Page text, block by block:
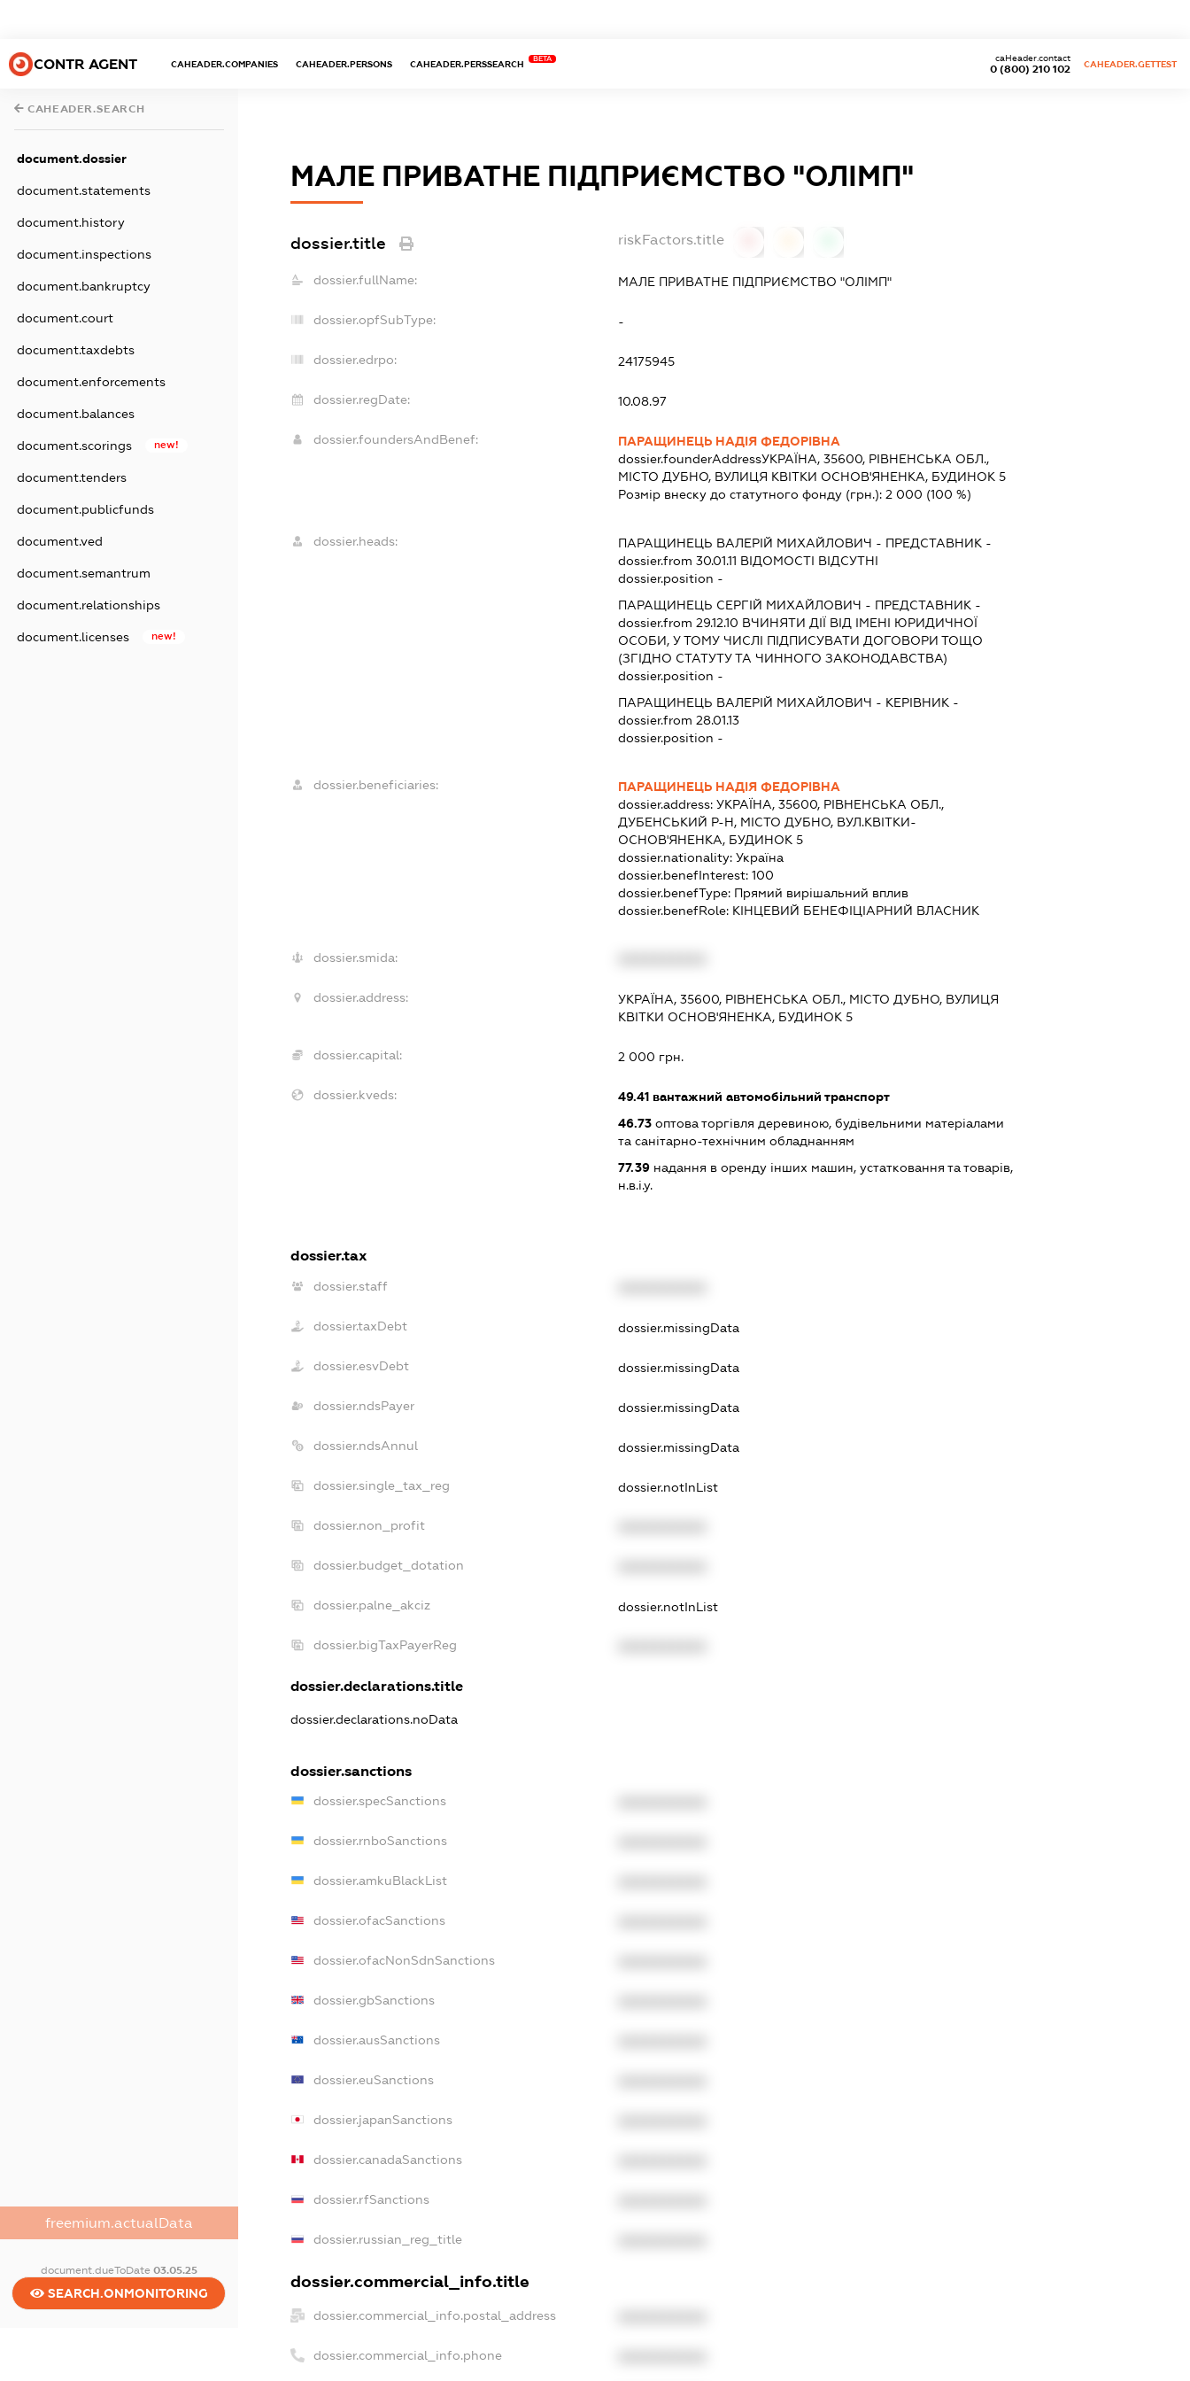
CONTR AGENT CAHEADER.COMPANIES CAHEADER.PERSONS CAHEADER.PERSSEARCH
BETA
0 (800) 210 102
caHeader.contact
CAHEADER.GETTEST
CAHEADER.SEARCH
document.dossier
document.statements
document.history
document.inspections
document.bankruptcy
document.court
document.taxdebts
document.enforcements
document.balances
document.scorings new!
document.tenders
document.publicfunds
document.ved
document.semantrum
document.relationships
document.licenses new!
freemium.actualData
document.dueToDate 03.05.25
SEARCH.ONMONITORING
МАЛЕ ПРИВАТНЕ ПІДПРИЄМСТВО "ОЛІМП"
dossier.title riskFactors.title
dossier.fullName: МАЛЕ ПРИВАТНЕ ПІДПРИЄМСТВО "ОЛІМП"
dossier.opfSubType: -
dossier.edrpo: 24175945
dossier.regDate: 10.08.97
dossier.foundersAndBenef:
ПАРАЩИНЕЦЬ НАДІЯ ФЕДОРІВНА
dossier.founderAddressУКРАЇНА, 35600, РІВНЕНСЬКА ОБЛ.,
МІСТО ДУБНО, ВУЛИЦЯ КВІТКИ ОСНОВ'ЯНЕНКА, БУДИНОК 5
Розмір внеску до статутного фонду (грн.):2 000 (100 %)
dossier.heads: ПАРАЩИНЕЦЬ ВАЛЕРІЙ МИХАЙЛОВИЧ - ПРЕДСТАВНИК -
dossier.from 30.01.11 ВІДОМОСТІ ВІДСУТНІ
dossier.position -
ПАРАЩИНЕЦЬ СЕРГІЙ МИХАЙЛОВИЧ - ПРЕДСТАВНИК -
dossier.from 29.12.10 ВЧИНЯТИ ДІЇ ВІД ІМЕНІ ЮРИДИЧНОЇ
ОСОБИ, У ТОМУ ЧИСЛІ ПІДПИСУВАТИ ДОГОВОРИ ТОЩО
(ЗГІДНО СТАТУТУ ТА ЧИННОГО ЗАКОНОДАВСТВА)
dossier.position -
ПАРАЩИНЕЦЬ ВАЛЕРІЙ МИХАЙЛОВИЧ - КЕРІВНИК -
dossier.from 28.01.13
dossier.position -
dossier.beneficiaries:
ПАРАЩИНЕЦЬ НАДІЯ ФЕДОРІВНА
dossier.address:УКРАЇНА, 35600, РІВНЕНСЬКА ОБЛ.,
ДУБЕНСЬКИЙ Р-Н, МІСТО ДУБНО, ВУЛ.КВІТКИ-
ОСНОВ'ЯНЕНКА, БУДИНОК 5
dossier.nationality:Україна
dossier.benefInterest:100
dossier.benefType: Прямий вирішальний вплив
dossier.benefRole: КІНЦЕВИЙ БЕНЕФІЦІАРНИЙ ВЛАСНИК
dossier.smida:
dossier.address:
УКРАЇНА, 35600, РІВНЕНСЬКА ОБЛ., МІСТО ДУБНО, ВУЛИЦЯ
КВІТКИ ОСНОВ'ЯНЕНКА, БУДИНОК 5
dossier.capital: 2 000 грн.
dossier.kveds: 49.41 вантажний автомобільний транспорт
46.73 оптова торгівля деревиною, будівельними матеріалами
та санітарно-технічним обладнанням
77.39 надання в оренду інших машин, устатковання та товарів,
н.в.і.у.
dossier.tax
dossier.staff
dossier.taxDebt dossier.missingData
dossier.esvDebt dossier.missingData
dossier.ndsPayer dossier.missingData
dossier.ndsAnnul dossier.missingData
dossier.single_tax_reg dossier.notInList
dossier.non_profit
dossier.budget_dotation
dossier.palne_akciz dossier.notInList
dossier.bigTaxPayerReg
dossier.declarations.title
dossier.declarations.noData
dossier.sanctions
dossier.specSanctions
dossier.rnboSanctions
dossier.amkuBlackList
dossier.ofacSanctions
dossier.ofacNonSdnSanctions
dossier.gbSanctions
dossier.ausSanctions
dossier.euSanctions
dossier.japanSanctions
dossier.canadaSanctions
dossier.rfSanctions
dossier.russian_reg_title
dossier.commercial_info.title
dossier.commercial_info.postal_address
dossier.commercial_info.phone